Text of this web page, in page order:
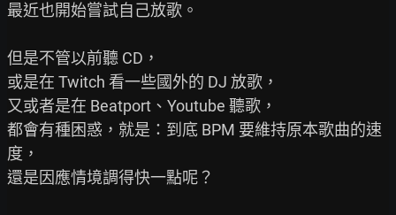
最近也開始嘗試自己放歌。
但是不管以前聽 CD，
或是在 Twitch 看一些國外的 DJ 放歌，
又或者是在 Beatport、Youtube 聽歌，
都會有種困惑，就是：到底 BPM 要維持原本歌曲的速
度，
還是因應情境調得快一點呢？